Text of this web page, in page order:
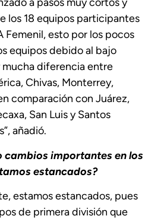
los 18 equipos participantes
Femenil, esto por los pocos
equipos debido al bajo
mucha diferencia entre
Chivas, Monterrey,
comparación con Juárez,
San Luis y Santos
añadió.
cambios importantes en los
estancados?
estamos estancados, pues
de primera división que